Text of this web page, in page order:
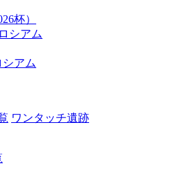
杯）
シアム
アム
ワンタッチ遺跡